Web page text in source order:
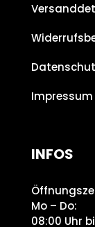
Impressum
INFOS
Mo – Do:
08:00 Uhr